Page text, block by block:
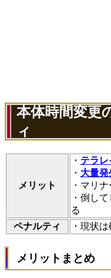
本体時間変更
ィ
メリット
・ テラレ
・ 大量発
・マリ
・倒し
る
ペナルティ
・現状
メリットまとめ